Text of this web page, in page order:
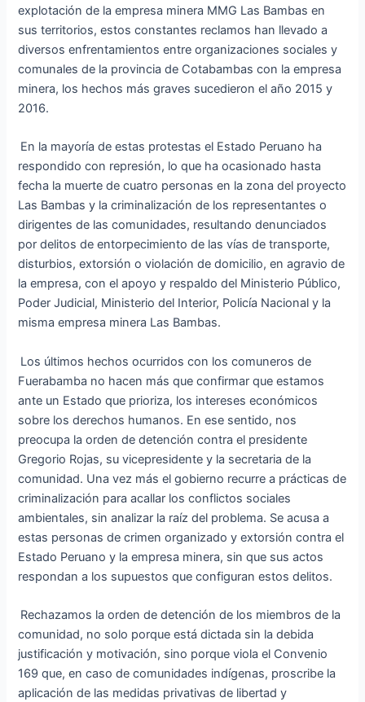
explotación de la empresa minera MMG Las Bambas en
sus territorios, estos constantes reclamos han llevado a
diversos enfrentamientos entre organizaciones sociales y
comunales de la provincia de Cotabambas con la empresa
minera, los hechos más graves sucedieron el año 2015 y
2016.
En la mayoría de estas protestas el Estado Peruano ha
respondido con represión, lo que ha ocasionado hasta
fecha la muerte de cuatro personas en la zona del proyecto
Las Bambas y la criminalización de los representantes o
dirigentes de las comunidades, resultando denunciados
por delitos de entorpecimiento de las vías de transporte,
disturbios, extorsión o violación de domicilio, en agravio de
la empresa, con el apoyo y respaldo del Ministerio Público,
Poder Judicial, Ministerio del Interior, Policía Nacional y la
misma empresa minera Las Bambas.
Los últimos hechos ocurridos con los comuneros de
Fuerabamba no hacen más que confirmar que estamos
ante un Estado que prioriza, los intereses económicos
sobre los derechos humanos. En ese sentido, nos
preocupa la orden de detención contra el presidente
Gregorio Rojas, su vicepresidente y la secretaria de la
comunidad. Una vez más el gobierno recurre a prácticas de
criminalización para acallar los conflictos sociales
ambientales, sin analizar la raíz del problema. Se acusa a
estas personas de crimen organizado y extorsión contra el
Estado Peruano y la empresa minera, sin que sus actos
respondan a los supuestos que configuran estos delitos.
Rechazamos la orden de detención de los miembros de la
comunidad, no solo porque está dictada sin la debida
justificación y motivación, sino porque viola el Convenio
169 que, en caso de comunidades indígenas, proscribe la
aplicación de las medidas privativas de libertad y